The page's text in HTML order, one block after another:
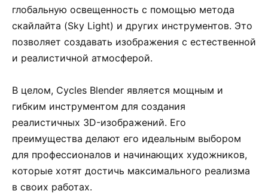
глобальную освещенность с помощью метода
скайлайта (Sky Light) и других инструментов. Это
позволяет создавать изображения с естественной
и реалистичной атмосферой.
В целом, Cycles Blender является мощным и
гибким инструментом для создания
реалистичных 3D-изображений. Его
преимущества делают его идеальным выбором
для профессионалов и начинающих художников,
которые хотят достичь максимального реализма
в своих работах.